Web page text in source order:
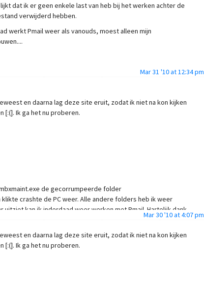
dat ik er geen enkele last van heb bij het werken achter de
verwijderd hebben.
werkt Pmail weer als vanouds, moest alleen mijn
Mar 31 '10 at 12:34 pm
en daarna lag deze site eruit, zodat ik niet na kon kijken
[:(]. Ik ga het nu proberen.
de gecorrumpeerde folder
crashte de PC weer. Alle andere folders heb ik weer
uitziet kan ik inderdaad weer werken met Pmail. Hartelijk dank
1 probleem over: ik kan met geen mogelijkheid het
maar misschien weet u toch een oplossing hoe dit bestand
Mar 30 '10 at 4:07 pm
en daarna lag deze site eruit, zodat ik niet na kon kijken
[:(]. Ik ga het nu proberen.